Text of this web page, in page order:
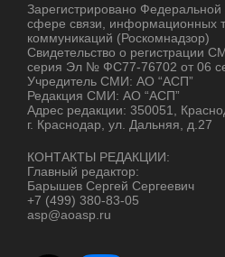
Зарегистрировано
сфере связи, информационных
коммуникаций (Роскомнадзор)
Свидетельство о регистрации
серия Эл № ФС77-76702 от 06
Учредитель СМИ: АО “АСП”
Редакция СМИ: АО “АСП”
Адрес редакции: 350051,
г. Краснодар, ул. Дальняя, д.27
КОНТАКТЫ РЕДАКЦИИ:
Главный редактор:
Барышев Сергей Сергеевич
+7 (499) 380-83-05
asp@aoasp.ru